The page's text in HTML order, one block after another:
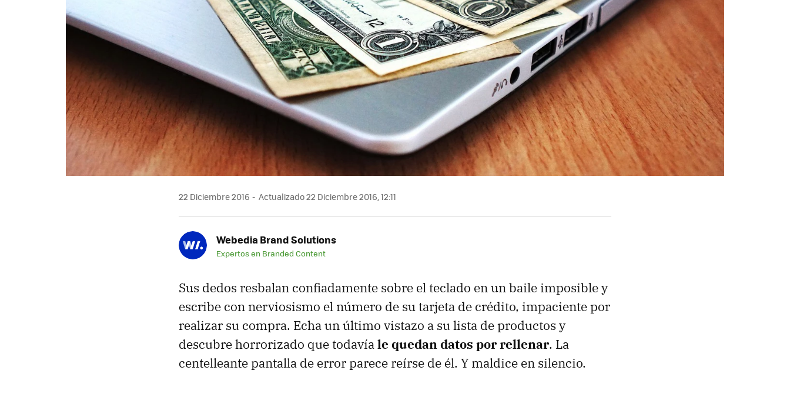
22 Diciembre 2016 Actualizado 22 Diciembre 2016, 12:11
Webedia Brand Solutions
Expertos en Branded Content
Sus dedos resbalan confiadamente sobre el teclado en un baile imposible y
escribe con nerviosismo el número de su tarjeta de crédito, impaciente por
realizar su compra. Echa un último vistazo a su lista de productos y
descubre horrorizado que todavíale quedan datos por rellenar. La
centelleante pantalla de error parece reírse de él. Y maldice en silencio.